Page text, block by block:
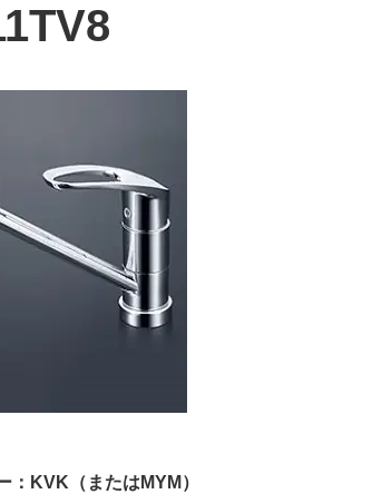
：KVK（またはMYM）